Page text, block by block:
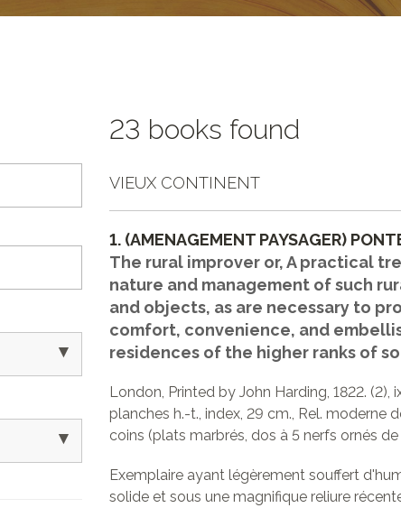
▾
▾
23 books found
VIEUX CONTINENT
1. (AMENAGEMENT PAYSAGER)
The rural improver or, A practical
nature and management of such
and objects, as are necessary to
comfort, convenience, and
residences of the higher ranks of
London, Printed by John Harding, 1822. (2),
planches h.-t., index, 29 cm., Rel. moderne
coins (plats marbrés, dos à 5 nerfs ornés
Exemplaire ayant légèrement souffert
solide et sous une magnifique reliure